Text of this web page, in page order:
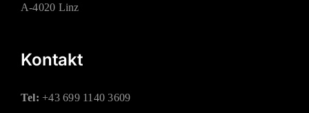
A-4020 Linz
Kontakt
Tel: +43 699 1140 3609